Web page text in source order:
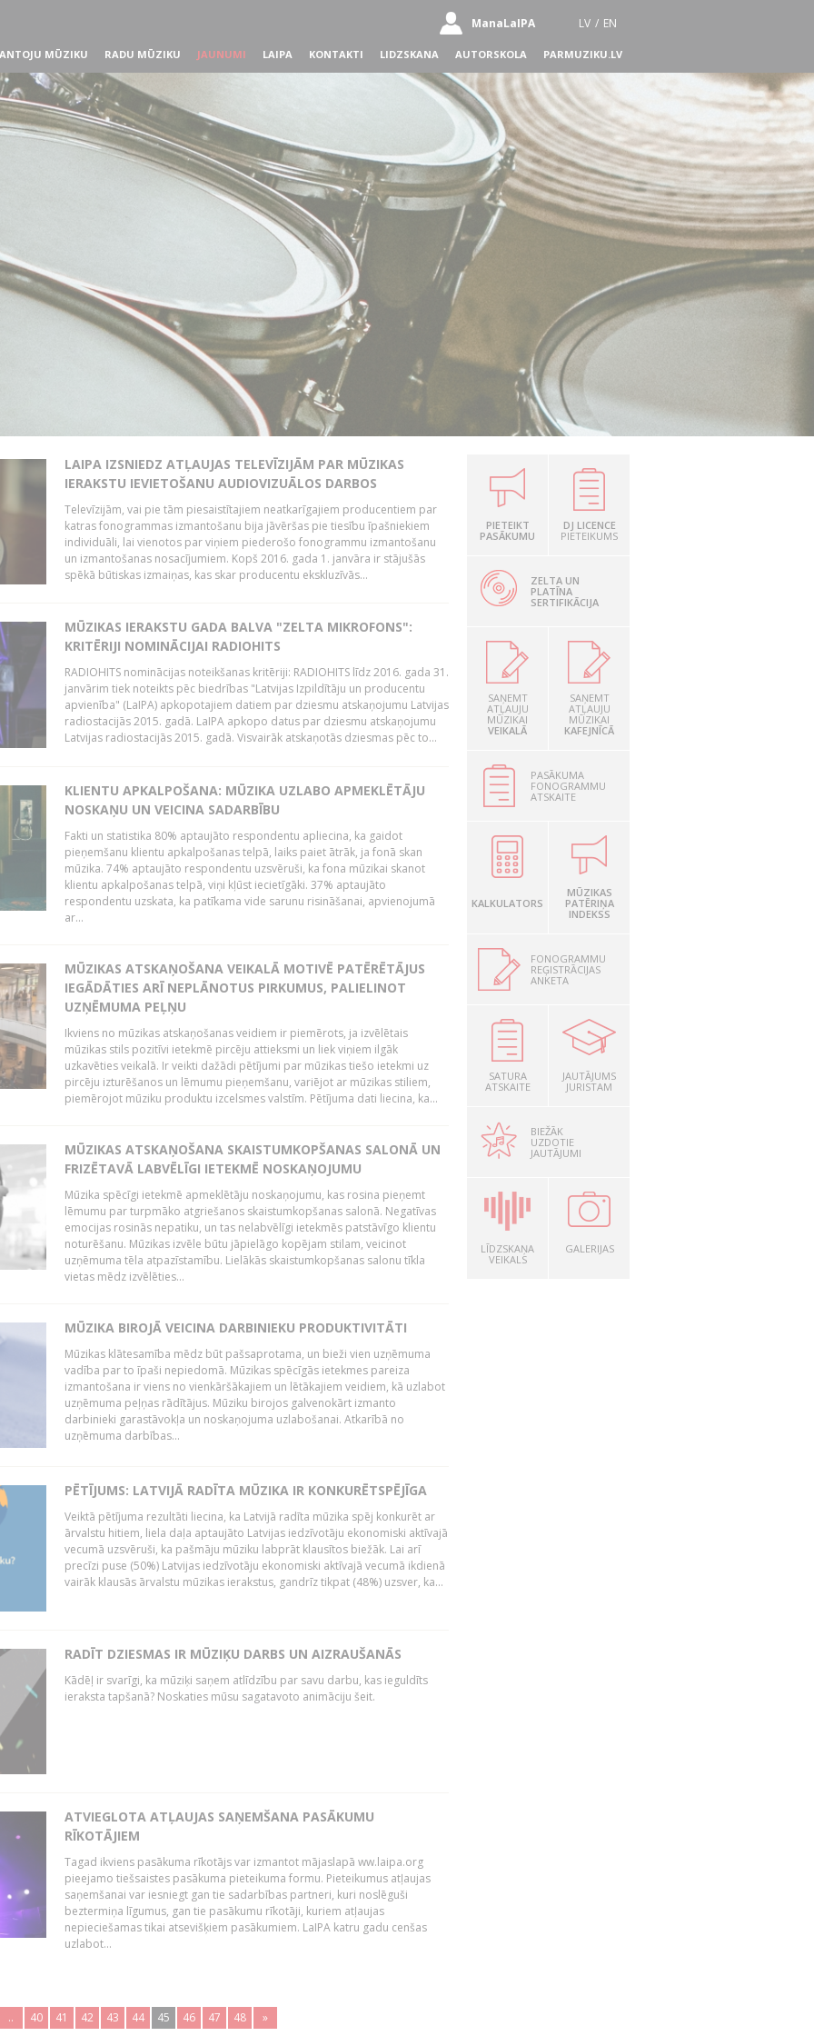
ManaLaIPA LV / EN
MŪZIKU RADU MŪZIKU JAUNUMI LAIPA KONTAKTI LIDZSKANA AUTORSKOLA PARMUZIKU.LV
LAIPA IZSNIEDZ ATĻAUJAS TELEVĪZIJĀM PAR MŪZIKAS
IERAKSTU IEVIETOŠANU AUDIOVIZUĀLOS DARBOS
Televīzijām, vai pie tām piesaistītajiem neatkarīgajiem producentiem par
katras fonogrammas izmantošanu bija jāvēršas pie tiesību īpašniekiem
individuāli, lai vienotos par viņiem piederošo fonogrammu izmantošanu
un izmantošanas nosacījumiem. Kopš 2016. gada 1. janvāra ir stājušās
spēkā būtiskas izmaiņas, kas skar producentu ekskluzīvās...
MŪZIKAS IERAKSTU GADA BALVA "ZELTA MIKROFONS":
KRITĒRIJI NOMINĀCIJAI RADIOHITS
RADIOHITS nominācijas noteikšanas kritēriji: RADIOHITS līdz 2016. gada 31.
janvārim tiek noteikts pēc biedrības "Latvijas Izpildītāju un producentu
apvienība" (LaIPA) apkopotajiem datiem par dziesmu atskaņojumu Latvijas
radiostacijās 2015. gadā. LaIPA apkopo datus par dziesmu atskaņojumu
Latvijas radiostacijās 2015. gadā. Visvairāk atskaņotās dziesmas pēc to...
KLIENTU APKALPOŠANA: MŪZIKA UZLABO APMEKLĒTĀJU
NOSKAŅU UN VEICINA SADARBĪBU
Fakti un statistika 80% aptaujāto respondentu apliecina, ka gaidot
pieņemšanu klientu apkalpošanas telpā, laiks paiet ātrāk, ja fonā skan
mūzika. 74% aptaujāto respondentu uzsvēruši, ka fona mūzikai skanot
klientu apkalpošanas telpā, viņi kļūst iecietīgāki. 37% aptaujāto
respondentu uzskata, ka patīkama vide sarunu risināšanai, apvienojumā
ar...
MŪZIKAS ATSKAŅOŠANA VEIKALĀ MOTIVĒ PATĒRĒTĀJUS
IEGĀDĀTIES ARĪ NEPLĀNOTUS PIRKUMUS, PALIELINOT
UZŅĒMUMA PEĻŅU
Ikviens no mūzikas atskaņošanas veidiem ir piemērots, ja izvēlētais
mūzikas stils pozitīvi ietekmē pircēju attieksmi un liek viņiem ilgāk
uzkavēties veikalā. Ir veikti dažādi pētījumi par mūzikas tiešo ietekmi uz
pircēju izturēšanos un lēmumu pieņemšanu, variējot ar mūzikas stiliem,
piemērojot mūziku produktu izcelsmes valstīm. Pētījuma dati liecina, ka...
MŪZIKAS ATSKAŅOŠANA SKAISTUMKOPŠANAS SALONĀ UN
FRIZĒTAVĀ LABVĒLĪGI IETEKMĒ NOSKAŅOJUMU
Mūzika spēcīgi ietekmē apmeklētāju noskaņojumu, kas rosina pieņemt
lēmumu par turpmāko atgriešanos skaistumkopšanas salonā. Negatīvas
emocijas rosinās nepatiku, un tas nelabvēlīgi ietekmēs patstāvīgo klientu
noturēšanu. Mūzikas izvēle būtu jāpielāgo kopējam stilam, veicinot
uzņēmuma tēla atpazīstamību. Lielākās skaistumkopšanas salonu tīkla
vietas mēdz izvēlēties...
MŪZIKA BIROJĀ VEICINA DARBINIEKU PRODUKTIVITĀTI
Mūzikas klātesamība mēdz būt pašsaprotama, un bieži vien uzņēmuma
vadība par to īpaši nepiedomā. Mūzikas spēcīgās ietekmes pareiza
izmantošana ir viens no vienkāršākajiem un lētākajiem veidiem, kā uzlabot
uzņēmuma peļņas rādītājus. Mūziku birojos galvenokārt izmanto
darbinieki garastāvokļa un noskaņojuma uzlabošanai. Atkarībā no
uzņēmuma darbības...
PĒTĪJUMS: LATVIJĀ RADĪTA MŪZIKA IR KONKURĒTSPĒJĪGA
Veiktā pētījuma rezultāti liecina, ka Latvijā radīta mūzika spēj konkurēt ar
ārvalstu hitiem, liela daļa aptaujāto Latvijas iedzīvotāju ekonomiski aktīvajā
vecumā uzsvēruši, ka pašmāju mūziku labprāt klausītos biežāk. Lai arī
precīzi puse (50%) Latvijas iedzīvotāju ekonomiski aktīvajā vecumā ikdienā
vairāk klausās ārvalstu mūzikas ierakstus, gandrīz tikpat (48%) uzsver, ka...
RADĪT DZIESMAS IR MŪZIĶU DARBS UN AIZRAUŠANĀS
Kādēļ ir svarīgi, ka mūziķi saņem atlīdzību par savu darbu, kas ieguldīts
ieraksta tapšanā? Noskaties mūsu sagatavoto animāciju šeit.
ATVIEGLOTA ATĻAUJAS SAŅEMŠANA PASĀKUMU
RĪKOTĀJIEM
Tagad ikviens pasākuma rīkotājs var izmantot mājaslapā ww.laipa.org
pieejamo tiešsaistes pasākuma pieteikuma formu. Pieteikumus atļaujas
saņemšanai var iesniegt gan tie sadarbības partneri, kuri noslēguši
beztermiņa līgumus, gan tie pasākumu rīkotāji, kuriem atļaujas
nepieciešamas tikai atsevišķiem pasākumiem. LaIPA katru gadu cenšas
uzlabot...
.. 40 41 42 43 44 45 46 47 48 »
PIETEIKT
PASĀKUMU
DJ LICENCE
PIETEIKUMS
ZELTA UN
PLATĪNA
SERTIFIKĀCIJA
SAŅEMT
ATĻAUJU
MŪZIKAI
VEIKALĀ
SAŅEMT
ATĻAUJU
MŪZIKAI
KAFEJNĪCĀ
PASĀKUMA
FONOGRAMMU
ATSKAITE
KALKULATORS
MŪZIKAS
PATĒRIŅA
INDEKSS
FONOGRAMMU
REĢISTRĀCIJAS
ANKETA
SATURA
ATSKAITE
JAUTĀJUMS
JURISTAM
BIEŽĀK
UZDOTIE
JAUTĀJUMI
LĪDZSKAŅA
VEIKALS
GALERIJAS